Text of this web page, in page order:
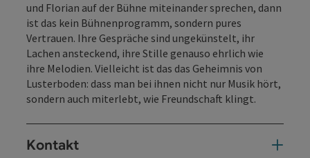
und Florian auf der Bühne miteinander sprechen, dann
ist das kein Bühnenprogramm, sondern pures
Vertrauen. Ihre Gespräche sind ungekünstelt, ihr
Lachen ansteckend, ihre Stille genauso ehrlich wie
ihre Melodien. Vielleicht ist das das Geheimnis von
Lusterboden: dass man bei ihnen nicht nur Musik hört,
sondern auch miterlebt, wie Freundschaft klingt.
Kontakt